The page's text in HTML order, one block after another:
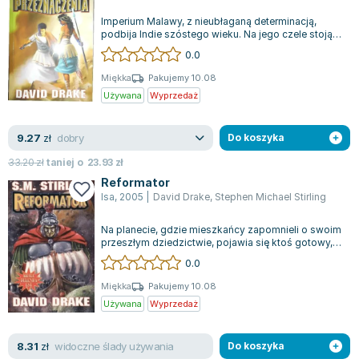
Książki o naukach politycznych dla studentów
Książki do nauk przyrodniczych dla studentów
Książki do nauk społecznych dla studentów
Książki do nauk ścisłych dla studentów
Prawo - książki dla studentów
Technologia żywności - książki
Zarządzanie i marketing - książki
Nauka języków obcych - książki
Podręczniki dla nauczycieli - metodyka
Repetytoria, testy i materiały pomocnicze
Bolesław Prus
Clive Cussler
Wanda Chotomska
Józef Ignacy Kraszewski
Clive Staples Lewis
Martyna Wojciechowska
Melissa De la Cruz
Blanka Lipińska
Jaś Kapela
Agatha Christie
Witold Gadowski
Jan Pietrzak
Marcin Kowalczyk
Piotr Zychowicz
Joanna Jabłczyńska
Piotr Kościelny
Jan Piński
Imperium Malawy, z nieubłaganą determinacją,
podbija Indie szóstego wieku. Na jego czele stoją
ludzie, którymi rządzą zgubne ambic...
0.0
Miękka
Pakujemy 10.08
Używana
Wyprzedaż
9.27 zł dobry
33.20złtaniej o 23.93 zł
Do koszyka
Reformator
Isa, 2005 David Drake, Stephen Michael Stirling
Na planecie, gdzie mieszkańcy zapomnieli o swoim
przeszłym dziedzictwie, pojawia się ktoś gotowy,
aby im je przywrócić. Po upadku...
0.0
Miękka
Pakujemy 10.08
Używana
Wyprzedaż
8.31 zł widoczne ślady używania Do koszyka